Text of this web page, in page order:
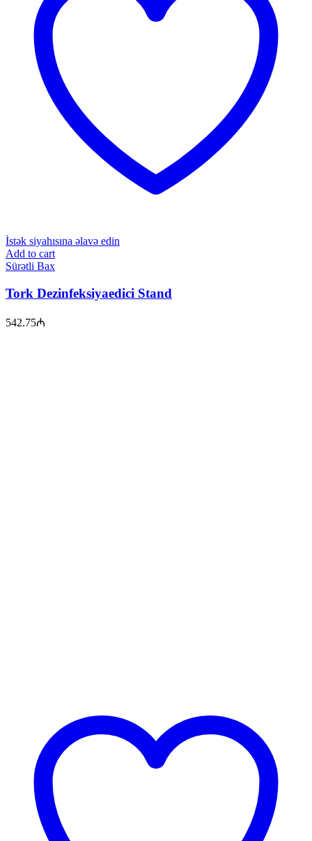
İstək siyahısına əlavə edin
Add to cart
Sürətli Bax
Tork Dezinfeksiyaedici Stand
542.75₼